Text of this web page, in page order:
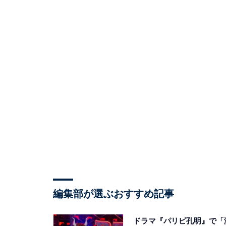
編集部が選ぶおすすめ記事
ドラマ『パリピ孔明』で「